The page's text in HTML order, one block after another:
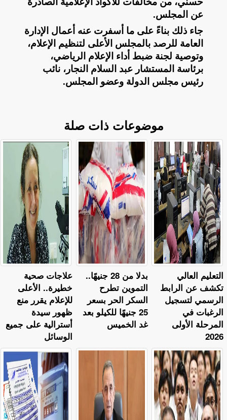
عن المجلس.
جاء ذلك بناءً على ما أسفرت عنه أعمال الإدارة
العامة للرصد بالمجلس الأعلى لتنظيم الإعلام،
وتوصية لجنة ضبط أداء الإعلام الرياضي،
برئاسة المستشار عبد السلام النجار، نائب
رئيس مجلس الدولة وعضو المجلس.
موضوعات ذات صلة
علاجات صحية
خطيرة.. الأعلى
للإعلام يقرر منع
ظهور سيدة
أسترالية على جميع
الوسائل
بدلا من 28 جنيهًا..
التموين تطرح
السكر الحر بسعر
25 جنيهًا للكيلو بعد
غد الخميس
التعليم العالي
تكشف عن الرابط
الرسمي لتسجيل
الرغبات في
المرحلة الأولى
2026